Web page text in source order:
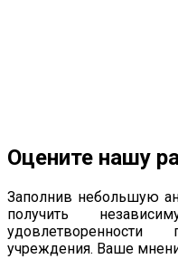
Оцените нашу
Заполнив небольшую
получить
учреждения. Ваше